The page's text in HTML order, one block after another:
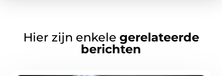
Hier zijn enkele gerelateerde
berichten